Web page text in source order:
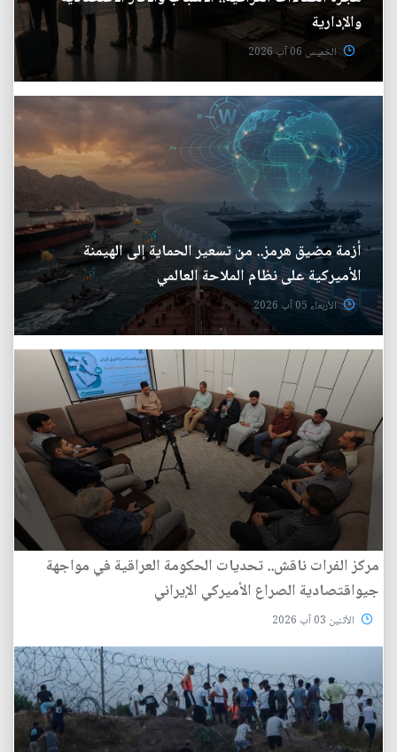
والإدارية
الخميس 06 آب 2026
أزمة مضيق هرمز.. من تسعير الحماية إلى الهيمنة
الأميركية على نظام الملاحة العالمي
الأربعاء 05 آب 2026
مركز الفرات ناقش.. تحديات الحكومة العراقية في مواجهة
جيواقتصادية الصراع الأميركي الإيراني
الأثنين 03 آب 2026